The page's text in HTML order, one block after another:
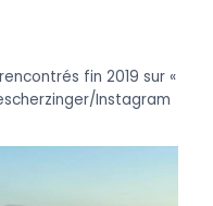
fin 2019 sur «
Instagram